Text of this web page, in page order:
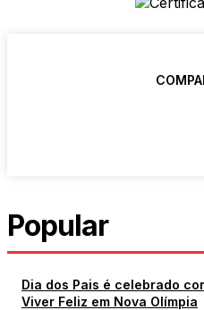
Popular
Dia dos Pais é celebrado
Viver Feliz em Nova Olímpia